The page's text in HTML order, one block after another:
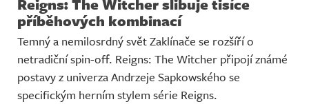
Komunita
Redakce
Živě
příběhových kombinací
Temný a nemilosrdný svět Zaklínače se rozšíří o
netradiční spin-off. Reigns: The Witcher připojí známé
postavy z univerza Andrzeje Sapkowského se
specifickým herním stylem série Reigns.